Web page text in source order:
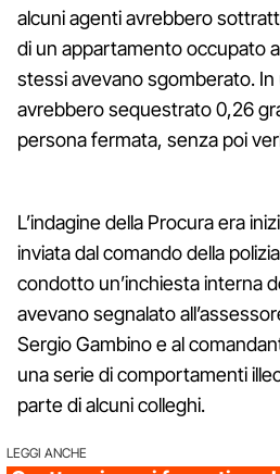
alcuni agenti avrebbero
di un appartamento occupato
stessi avevano sgomberato. In
avrebbero sequestrato 0,26
persona fermata, senza poi
L’indagine della Procura era
inviata dal comando della
condotto un’inchiesta interna
avevano segnalato
Sergio Gambino e al
una serie di comportamenti
parte di alcuni colleghi.
LEGGI ANCHE